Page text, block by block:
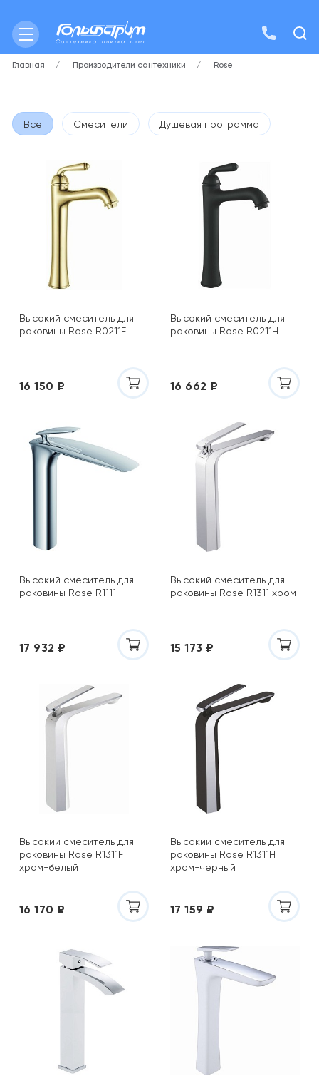
Главная Производители сантехники Rose
Все Смесители Душевая программа
Высокий смеситель для
раковины Rose R0211E
16 150 ₽
Высокий смеситель для
раковины Rose R0211H
16 662 ₽
Высокий смеситель для
раковины Rose R1111
17 932 ₽
Высокий смеситель для
раковины Rose R1311 хром
15 173 ₽
Высокий смеситель для
раковины Rose R1311F
хром-белый
16 170 ₽
Высокий смеситель для
раковины Rose R1311H
хром-черный
17 159 ₽